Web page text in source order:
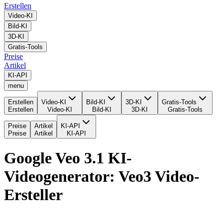
Erstellen
Video-KI
Bild-KI
3D-KI
Gratis-Tools
Preise
Artikel
KI-API
menu
Erstellen
Erstellen
Video-KI
Video-KI
Bild-KI
Bild-KI
3D-KI
3D-KI
Gratis-Tools
Gratis-Tools
Preise
Preise
Artikel
Artikel
KI-API
KI-API
Google Veo 3.1 KI-
Videogenerator: Veo3 Video-
Ersteller